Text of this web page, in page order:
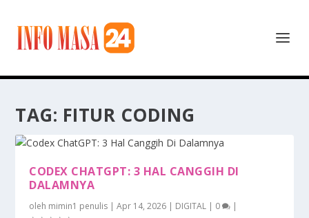
TAG: FITUR CODING
CODEX CHATGPT: 3 HAL CANGGIH DI
DALAMNYA
oleh mimin1 penulis |Apr 14, 2026 | DIGITAL | 0 |